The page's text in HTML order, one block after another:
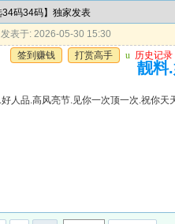
码34码】独家发表
发表于: 2026-05-30 15:30
签到赚钱
打赏高手 u 历史记录
靓料
人品.高风亮节.见你一次顶一次.祝你天